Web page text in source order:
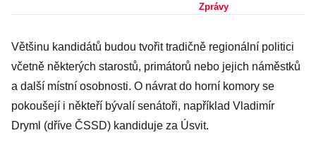
Kandidovat
undergroundu
František
"Čuňas" Stárek
Zprávy
Většinu kandidátů budou tvořit tradičně regionální politici
včetně některých starostů, primátorů nebo jejich náměstků
a další místní osobnosti. O návrat do horní komory se
pokoušejí i někteří bývalí senátoři, například Vladimír
Dryml (dříve ČSSD) kandiduje za Úsvit.